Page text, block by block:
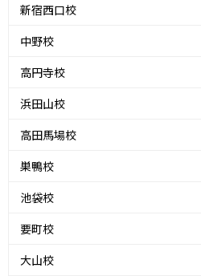
新宿西口校
中野校
高円寺校
浜田山校
高田馬場校
巣鴨校
池袋校
要町校
大山校